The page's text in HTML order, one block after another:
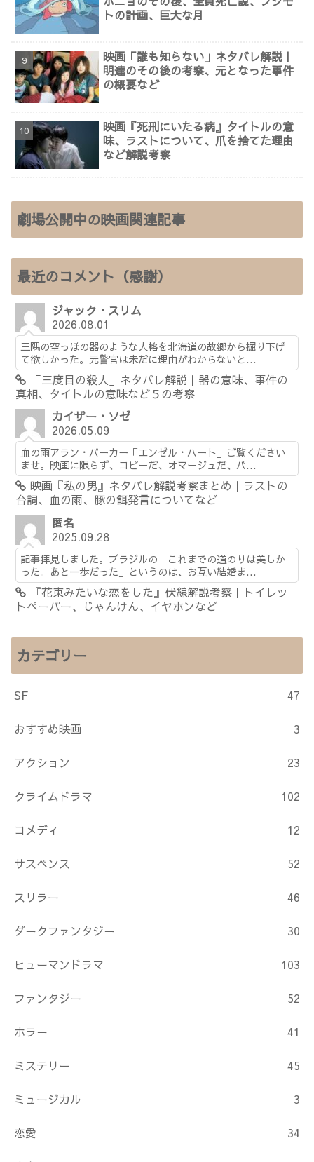
トの計画、巨大な月
映画「誰も知らない」ネタバレ解説｜
明達のその後の考察、元となった事件
の概要など
映画『死刑にいたる病』タイトルの意
味、ラストについて、爪を捨てた理由
など解説考察
劇場公開中の映画関連記事
最近のコメント（感謝）
ジャック・スリム
2026.08.01
三隅の空っぽの器のような人格を北海道の故郷から掘り下げ
て欲しかった。元警官は未だに理由がわからないと...
「三度目の殺人」ネタバレ解説｜器の意味、事件の
真相、タイトルの意味など５の考察
カイザー・ソゼ
2026.05.09
血の雨アラン・パーカー「エンゼル・ハート」ご覧ください
ませ。映画に限らず、コピーだ、オマージュだ、パ...
映画『私の男』ネタバレ解説考察まとめ｜ラストの
台詞、血の雨、豚の餌発言についてなど
匿名
2025.09.28
記事拝見しました。ブラジルの「これまでの道のりは美しか
った。あと一歩だった」というのは、お互い結婚ま...
『花束みたいな恋をした』伏線解説考察｜トイレッ
トペーパー、じゃんけん、イヤホンなど
カテゴリー
SF 47
おすすめ映画 3
アクション 23
クライムドラマ 102
コメディ 12
サスペンス 52
スリラー 46
ダークファンタジー 30
ヒューマンドラマ 103
ファンタジー 52
ホラー 41
ミステリー 45
ミュージカル 3
恋愛 34